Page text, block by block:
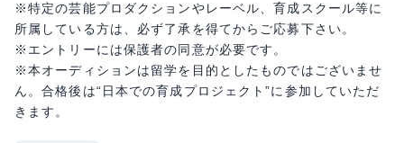
※特定の芸能プロダクションやレーベル、育成スクール等に
所属している⽅は、必ず了承を得てからご応募下さい。
※エントリーには保護者の同意が必要です。
※本オーディションは留学を目的としたものではございませ
ん。合格後は“日本での育成プロジェクト”に参加していただ
きます。